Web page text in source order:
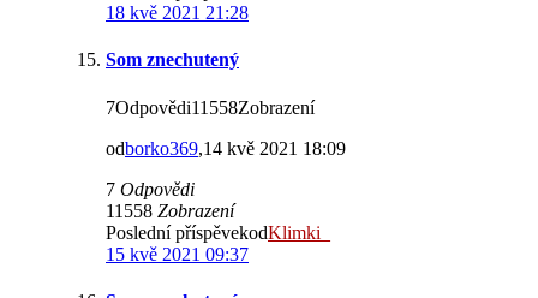
18 kvě 2021 21:28
Som znechutený
7Odpovědi11558Zobrazení
odborko369,14 kvě 2021 18:09
7 Odpovědi
11558 Zobrazení
Poslední příspěvekodKlimki_
15 kvě 2021 09:37